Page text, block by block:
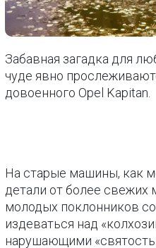
Забавная загадка для
чуде явно
довоенного Opel Kapitan.
На старые машины, как
детали от более свежих
молодых поклонников
издеваться над
нарушающими